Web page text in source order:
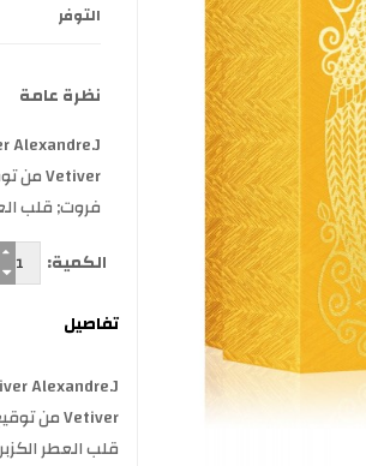
التوفر
نظرة عامة
فروت; قلب
الكمية:
تفاصيل
قلب العطر